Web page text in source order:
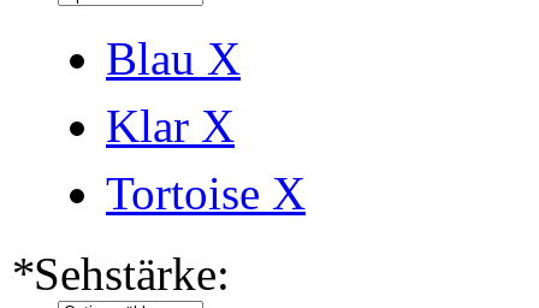
Blau X
Klar X
Tortoise X
*Sehstärke: